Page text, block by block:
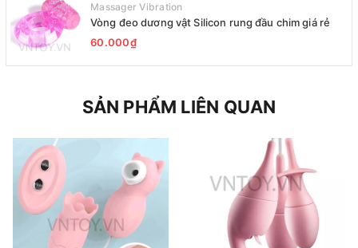
Massager Vibration
Vòng đeo dương vật Silicon rung đầu chim giá rẻ
60.000₫
SẢN PHẨM LIÊN QUAN